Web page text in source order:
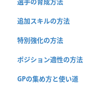
追加スキルの方法
特別強化の方法
ポジション適性の方法
GPの集め方と使い道